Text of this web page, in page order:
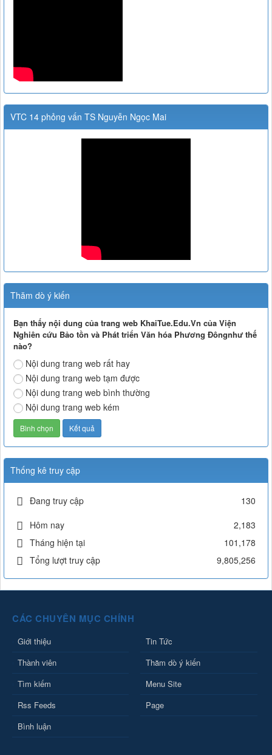
VTC 14 phỏng vấn TS Nguyễn Ngọc Mai
Thăm dò ý kiến
Bạn thấy nội dung của trang web KhaiTue.Edu.Vn của Viện
Nghiên cứu Bảo tồn và Phát triển Văn hóa Phương Đôngnhư thế
nào?
Nội dung trang web rất hay
Nội dung trang web tạm được
Nội dung trang web bình thường
Nội dung trang web kém
Thống kê truy cập
Đang truy cập
130
Hôm nay
2,183
Tháng hiện tại
101,178
Tổng lượt truy cập
9,805,256
CÁC CHUYÊN MỤC CHÍNH
Giới thiệu
Tin Tức
Thành viên
Thăm dò ý kiến
Tìm kiếm
Menu Site
Rss Feeds
Page
Bình luận